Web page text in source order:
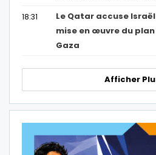
18:31
Le Qatar accuse
mise en œuvre du
Gaza
Afficher